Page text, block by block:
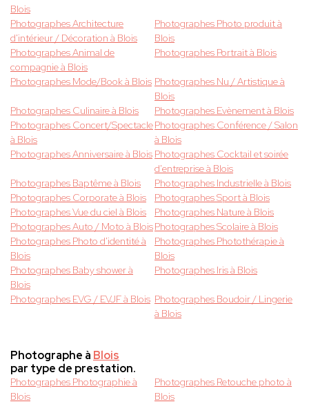
Blois
Photographes Architecture
d'intérieur / Décoration à Blois
Photographes Photo produit à
Blois
Photographes Animal de
compagnie à Blois
Photographes Portrait à Blois
Photographes Mode/Book à Blois Photographes Nu / Artistique à
Blois
Photographes Culinaire à Blois
Photographes Evènement à Blois
Photographes Concert/Spectacle
à Blois
Photographes Conférence / Salon
à Blois
Photographes Anniversaire à Blois Photographes Cocktail et soirée
d'entreprise à Blois
Photographes Baptême à Blois
Photographes Industrielle à Blois
Photographes Corporate à Blois
Photographes Sport à Blois
Photographes Vue du ciel à Blois
Photographes Nature à Blois
Photographes Auto / Moto à BloisPhotographes Scolaire à Blois
Photographes Photo d'identité à
Blois
Photographes Photothérapie à
Blois
Photographes Baby shower à
Blois
Photographes Iris à Blois
Photographes EVG / EVJF à Blois Photographes Boudoir / Lingerie
à Blois
Photographe à Blois
par type de prestation.
Photographes Photographie à
Blois
Photographes Retouche photo à
Blois